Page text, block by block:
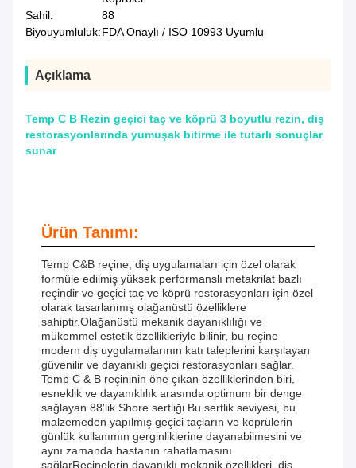
Sahil:
88
Biyouyumluluk:FDA Onaylı / ISO 10993 Uyumlu
Açıklama
Temp C B Rezin geçici taç ve köprü 3 boyutlu rezin, diş
restorasyonlarında yumuşak bitirme ile tutarlı sonuçlar
sunar
Ürün Tanımı:
Temp C&B reçine, diş uygulamaları için özel olarak
formüle edilmiş yüksek performanslı metakrilat bazlı
reçindir ve geçici taç ve köprü restorasyonları için özel
olarak tasarlanmış olağanüstü özelliklere
sahiptir.Olağanüstü mekanik dayanıklılığı ve
mükemmel estetik özellikleriyle bilinir, bu reçine
modern diş uygulamalarının katı taleplerini karşılayan
güvenilir ve dayanıklı geçici restorasyonları sağlar.
Temp C & B reçininin öne çıkan özelliklerinden biri,
esneklik ve dayanıklılık arasında optimum bir denge
sağlayan 88'lik Shore sertliği.Bu sertlik seviyesi, bu
malzemeden yapılmış geçici taçların ve köprülerin
günlük kullanımın gerginliklerine dayanabilmesini ve
aynı zamanda hastanın rahatlamasını
sağlarReçinelerin dayanıklı mekanik özellikleri, diş